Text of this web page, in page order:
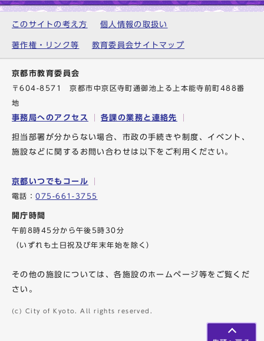
このサイトの考え方 個人情報の取扱い
著作権・リンク等 教育委員会サイトマップ
京都市教育委員会
〒604-8571 京都市中京区寺町通御池上る上本能寺前町488番
地
事務局へのアクセス 各課の業務と連絡先
担当部署が分からない場合、市政の手続きや制度、イベント、
施設などに関するお問い合わせは以下をご利用ください。
京都いつでもコール
電話：075-661-3755
開庁時間
午前8時45分から午後5時30分
（いずれも土日祝及び年末年始を除く）
その他の施設については、各施設のホームページ等をご覧くだ
さい。
(c) City of Kyoto. All rights reserved.